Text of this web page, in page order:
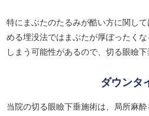
特にまぶたのたるみが酷い方に関し
める埋没法ではまぶたが厚ぼったく
しまう可能性があるので、切る眼瞼下
ダウンタ
当院の切る眼瞼下垂施術は、局所麻